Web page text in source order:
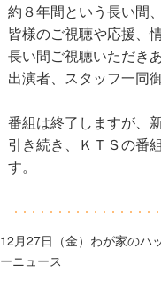
約８年間という長い間
皆様のご視聴や応援、
長い間ご視聴いただき
出演者、スタッフ一同
番組は終了しますが、
引き続き、ＫＴＳの番
す。
12月27日（金）わが家のハ
ーニュース